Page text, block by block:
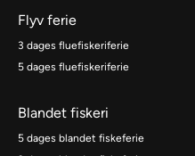
Flyv ferie
3 dages fluefiskeriferie
5 dages fluefiskeriferie
Blandet fiskeri
5 dages blandet fiskeferie